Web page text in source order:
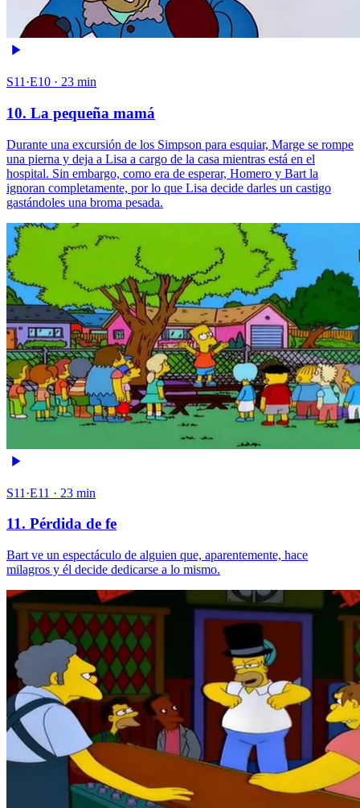
S11·E10 · 23 min
10. La pequeña mamá
Durante una excursión de los Simpson para esquiar, Marge se rompe
una pierna y deja a Lisa a cargo de la casa mientras está en el
hospital. Sin embargo, como era de esperar, Homero y Bart la
ignoran completamente, por lo que Lisa decide darles un castigo
gastándoles una broma pesada.
S11·E11 · 23 min
11. Pérdida de fe
Bart ve un espectáculo de alguien que, aparentemente, hace
milagros y él decide dedicarse a lo mismo.